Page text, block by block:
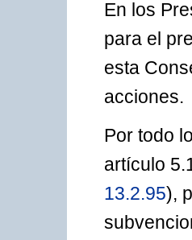
En los
para el
esta
acciones.
Por todo
artículo
13.2.95),